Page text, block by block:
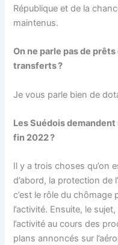
République et de la
maintenus.
On ne parle pas de
transferts ?
Je vous parle bien de
Les Suédois
fin 2022 ?
Il y a trois choses qu’on
d’abord, la protection de
c’est le rôle du
l’activité. Ensuite, le
l’activité au cours des
plans annoncés sur